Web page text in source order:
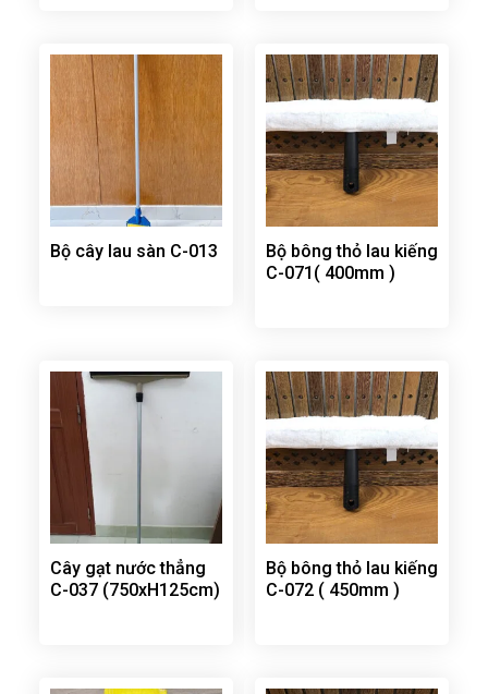
Bộ cây lau sàn C-013
Bộ bông thỏ lau kiếng
C-071( 400mm )
Cây gạt nước thẳng
C-037 (750xH125cm)
Bộ bông thỏ lau kiếng
C-072 ( 450mm )